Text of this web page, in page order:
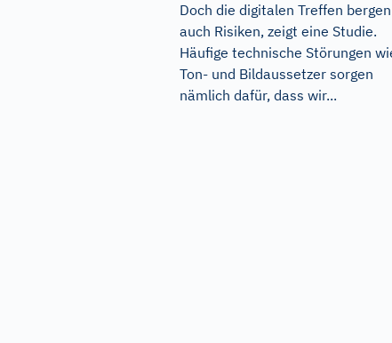
Doch die digitalen Treffen bergen
auch Risiken, zeigt eine Studie.
Häufige technische Störungen
Ton- und Bildaussetzer sorgen
nämlich dafür, dass wir...